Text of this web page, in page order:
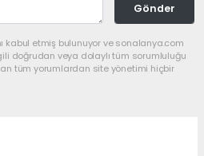
Gönder
kabul etmiş bulunuyor ve sonalanya.com
doğrudan veya dolaylı tüm sorumluluğu
tüm yorumlardan site yönetimi hiçbir